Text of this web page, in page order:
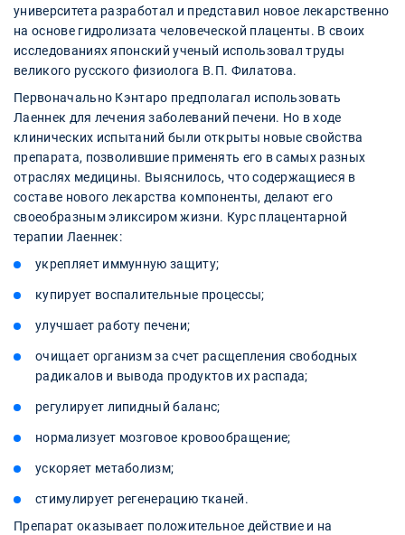
университета разработал и представил новое лекарственно
на основе гидролизата человеческой плаценты. В своих
исследованиях японский ученый использовал труды
великого русского физиолога В.П. Филатова.
Первоначально Кэнтаро предполагал использовать
Лаеннек для лечения заболеваний печени. Но в ходе
клинических испытаний были открыты новые свойства
препарата, позволившие применять его в самых разных
отраслях медицины. Выяснилось, что содержащиеся в
составе нового лекарства компоненты, делают его
своеобразным эликсиром жизни. Курс плацентарной
терапии Лаеннек:
укрепляет иммунную защиту;
купирует воспалительные процессы;
улучшает работу печени;
очищает организм за счет расщепления свободных
радикалов и вывода продуктов их распада;
регулирует липидный баланс;
нормализует мозговое кровообращение;
ускоряет метаболизм;
стимулирует регенерацию тканей.
Препарат оказывает положительное действие и на